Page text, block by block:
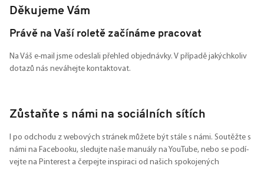
Děkujeme Vám
Právě na Vaší roletě začínáme pracovat
Na Váš e-mail jsme odeslali přehled objednávky. V případě jakýchkoliv
dotazů nás neváhejte kontaktovat.
Zůstaňte s námi na sociálních sítích
I po odchodu z webových stránek můžete být stále s námi. Soutěžte s
námi na Facebooku, sledujte naše manuály na YouTube, nebo se podí-
vejte na Pinterest a čerpejte inspiraci od našich spokojených